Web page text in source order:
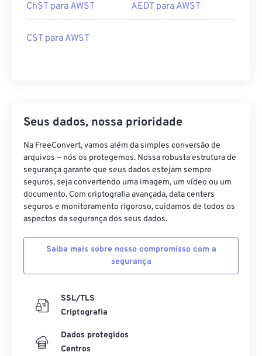
ChST para AWST AEDT para AWST
CST para AWST
Seus dados, nossa prioridade
Na FreeConvert, vamos além da simples conversão de
arquivos — nós os protegemos. Nossa robusta estrutura de
segurança garante que seus dados estejam sempre
seguros, seja convertendo uma imagem, um vídeo ou um
documento. Com criptografia avançada, data centers
seguros e monitoramento rigoroso, cuidamos de todos os
aspectos da segurança dos seus dados.
Saiba mais sobre nosso compromisso com a
segurança
SSL/TLS
Criptografia
Dados protegidos
Centros